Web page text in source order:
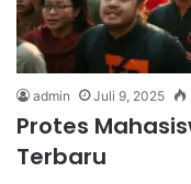
admin Juli 9, 2025
Protes
Terbaru